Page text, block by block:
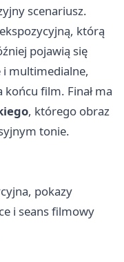
scenariusz.
którą
pojawią się
i multimedialne,
film. Finał ma
, którego obraz
tonie.
pokazy
i seans filmowy